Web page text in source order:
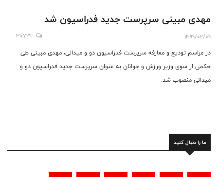
مهدی مبینی سرپرست جدید فدراسیون شد
1399/02/09
30731
در مراسم تودیع و معارفه سرپرست فدراسیون دو و میدانی، مهدی مبینی طی
حکمی از سوی وزیر ورزش و جوانان به عنوان سرپرست جدید فدراسیون دو و
میدانی منصوب شد.
ما را دنبال کنید